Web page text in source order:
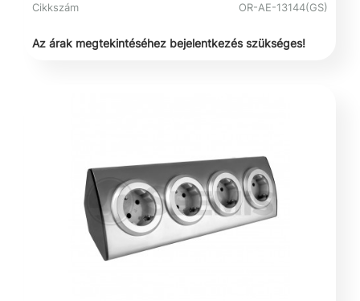
Cikkszám OR-AE-13144(GS)
Az árak megtekintéséhez bejelentkezés szükséges!